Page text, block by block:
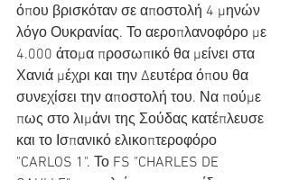
όπου βρισκόταν σε αποστολή 4 μηνών
λόγο Ουκρανίας. Το αεροπλανοφόρο με
4.000 άτομα προσωπικό θα μείνει στα
Χανιά μέχρι και την Δευτέρα όπου θα
συνεχίσει την αποστολή του. Να πούμε
πως στο λιμάνι της Σούδας κατέπλευσε
και το Ισπανικό ελικοπτεροφόρο
"CARLOS 1". Το FS "CHARLES DE